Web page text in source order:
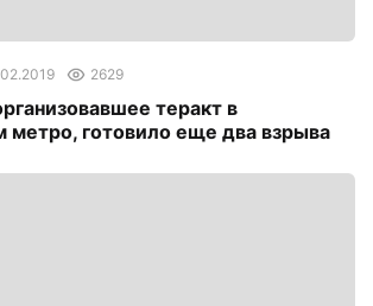
2629
теракт в
метро, готовило еще два взрыва